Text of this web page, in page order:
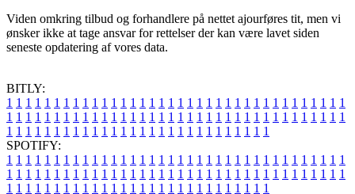
Viden omkring tilbud og forhandlere på nettet ajourføres tit, men vi
ønsker ikke at tage ansvar for rettelser der kan være lavet siden
seneste opdatering af vores data.
BITLY:
1 1 1 1 1 1 1 1 1 1 1 1 1 1 1 1 1 1 1 1 1 1 1 1 1 1 1 1 1 1 1 1 1 1 1 1
1 1 1 1 1 1 1 1 1 1 1 1 1 1 1 1 1 1 1 1 1 1 1 1 1 1 1 1 1 1 1 1 1 1 1 1
1 1 1 1 1 1 1 1 1 1 1 1 1 1 1 1 1 1 1 1 1 1 1 1 1 1 1 1
SPOTIFY:
1 1 1 1 1 1 1 1 1 1 1 1 1 1 1 1 1 1 1 1 1 1 1 1 1 1 1 1 1 1 1 1 1 1 1 1
1 1 1 1 1 1 1 1 1 1 1 1 1 1 1 1 1 1 1 1 1 1 1 1 1 1 1 1 1 1 1 1 1 1 1 1
1 1 1 1 1 1 1 1 1 1 1 1 1 1 1 1 1 1 1 1 1 1 1 1 1 1 1 1